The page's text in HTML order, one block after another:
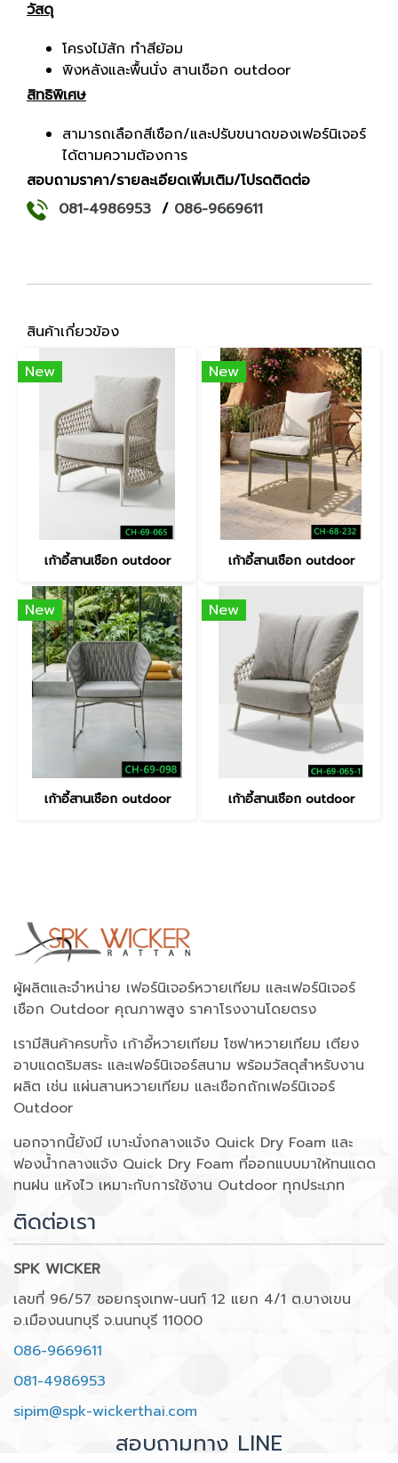
วัสดุ
โครงไม้สัก ทำสีย้อม
พิงหลังและพื้นนั่ง สานเชือก outdoor
สิทธิพิเศษ
สามารถเลือกสีเชือก/และปรับขนาดของเฟอร์นิเจอร์
ได้ตามความต้องการ
สอบถามราคา/รายละเอียดเพิ่มเติม/โปรดติดต่อ
081-4986953 / 086-9669611
สินค้าเกี่ยวข้อง
New
เก้าอี้สานเชือก outdoor
New
เก้าอี้สานเชือก outdoor
New
เก้าอี้สานเชือก outdoor
New
เก้าอี้สานเชือก outdoor
ผู้ผลิตและจำหน่าย เฟอร์นิเจอร์หวายเทียม และเฟอร์นิเจอร์
เชือก Outdoor คุณภาพสูง ราคาโรงงานโดยตรง
เรามีสินค้าครบทั้ง เก้าอี้หวายเทียม โซฟาหวายเทียม เตียง
อาบแดดริมสระ และเฟอร์นิเจอร์สนาม พร้อมวัสดุสำหรับงาน
ผลิต เช่น แผ่นสานหวายเทียม และเชือกถักเฟอร์นิเจอร์
Outdoor
นอกจากนี้ยังมี เบาะนั่งกลางแจ้ง Quick Dry Foam และ
ฟองน้ำกลางแจ้ง Quick Dry Foam ที่ออกแบบมาให้ทนแดด
ทนฝน แห้งไว เหมาะกับการใช้งาน Outdoor ทุกประเภท
ติดต่อเรา
SPK WICKER
เลขที่ 96/57 ซอยกรุงเทพ-นนท์ 12 แยก 4/1 ต.บางเขน
อ.เมืองนนทบุรี จ.นนทบุรี 11000
086-9669611
081-4986953
sipim@spk-wickerthai.com
สอบถามทาง LINE